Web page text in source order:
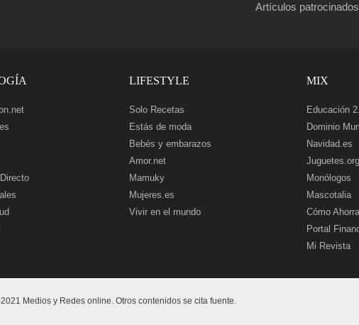
Artículos patrocinados
LIFESTYLE
Solo Recetas
Estás de moda
Bebés y embarazos
Amor.net
Mamuky
Mujeres.es
Vivir en el mundo
MIX
Educación
Dominio
Navidad.es
Juguetes.org
Monólogos
Mascotalia
Cómo
Portal
Mi Revista
Medios y Redes online. Otros contenidos se cita fuente.